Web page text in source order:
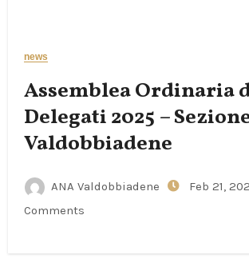
news
Assemblea Ordinaria
Delegati 2025 –
Valdobbiadene
ANA Valdobbiadene Feb 21,
Comments